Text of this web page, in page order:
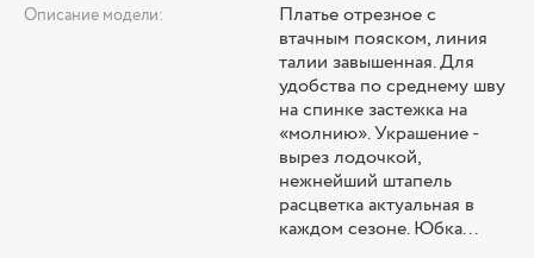
Описание модели:
Платье отрезное с
втачным пояском, линия
талии завышенная. Для
удобства по среднему шву
на спинке застежка на
«молнию». Украшение -
вырез лодочкой,
нежнейший штапель
расцветка актуальная в
каждом сезоне. Юбка...